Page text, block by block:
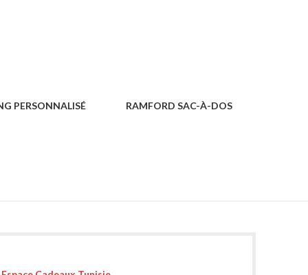
PERSONNALISÉ RAMFORD SAC-À-DOS